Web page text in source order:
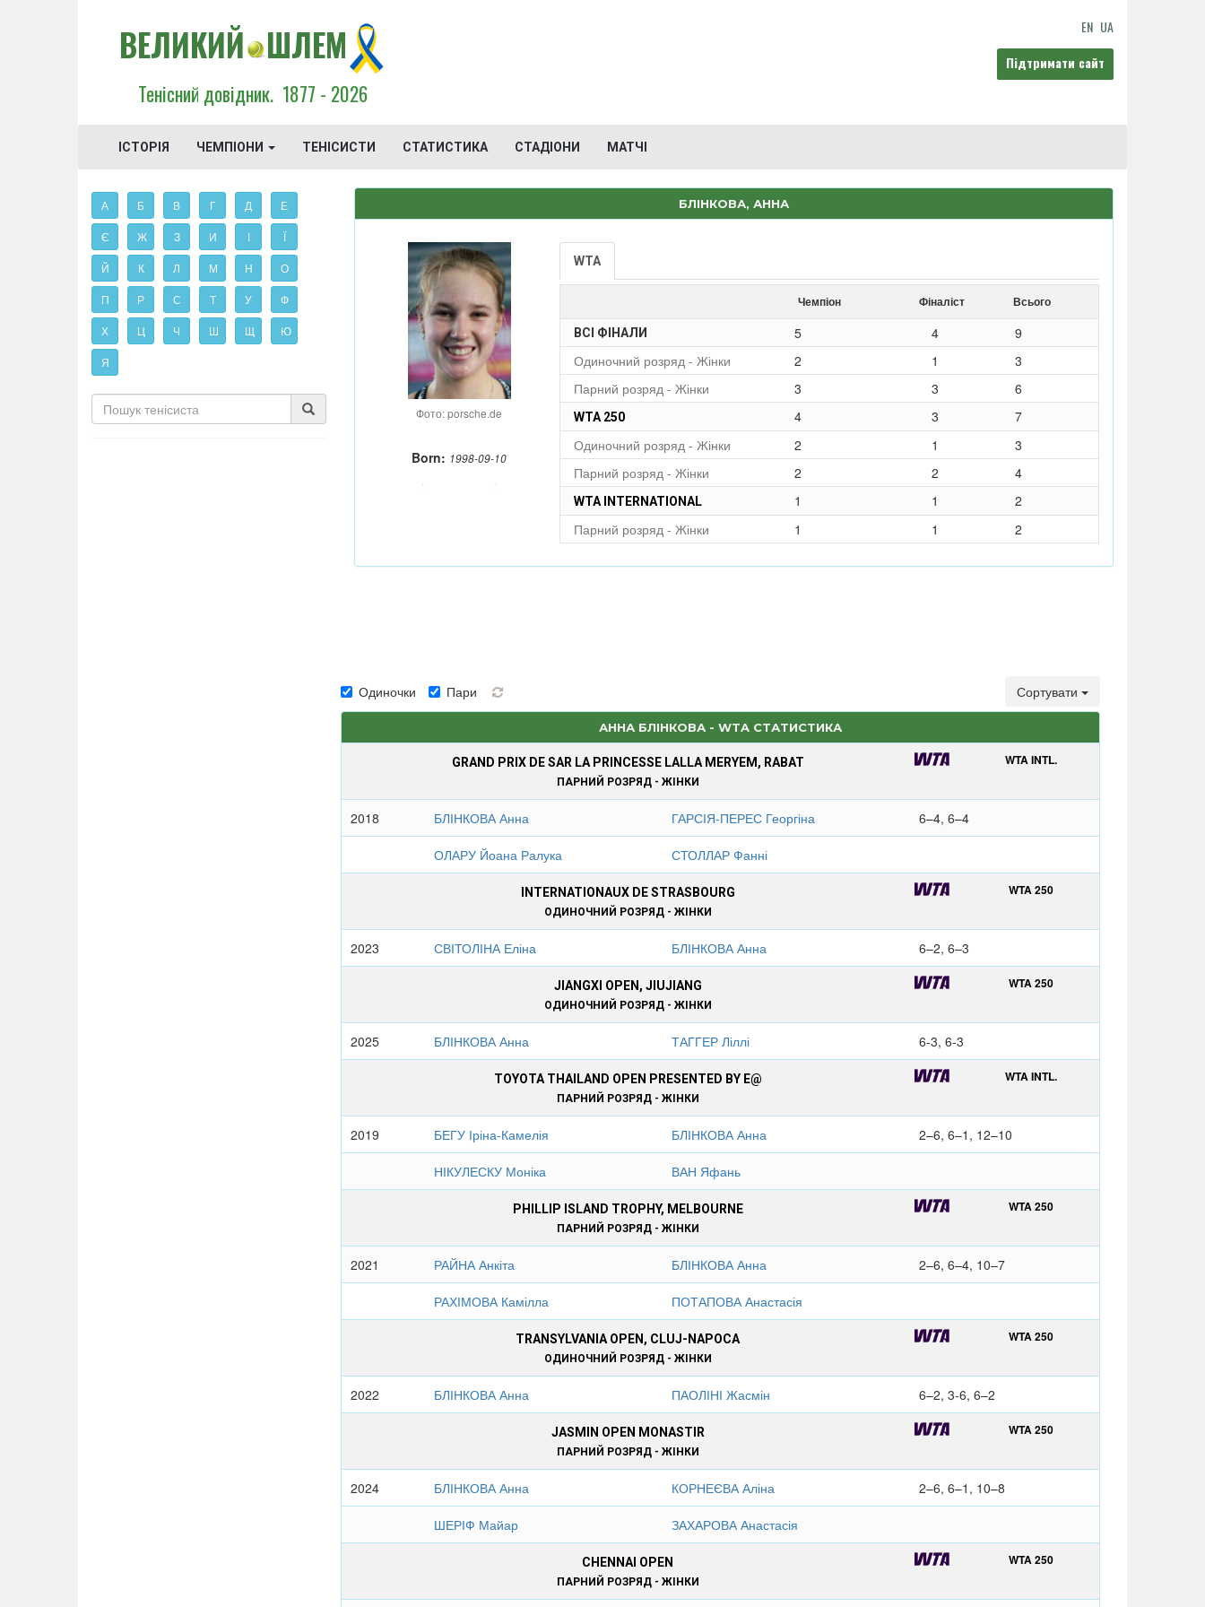
ВЕЛИКИЙ ШЛЕМ
Тенісний довідник. 1877 - 2026
EN UA
Підтримати сайт
ІСТОРІЯ ЧЕМПІОНИ ТЕНІСИСТИ СТАТИСТИКА СТАДІОНИ МАТЧІ
А Б В Г Д Е
Є Ж З И І Ї
Й К Л М Н О
П Р С Т У Ф
Х Ц Ч Ш Щ Ю
Я
БЛІНКОВА, АННА
Фото: porsche.de
Born: 1998-09-10
WTA
Чемпіон Фіналіст Всього
ВСІ ФІНАЛИ 5 4
9
Одиночний розряд - Жінки
2 1
3
Парний розряд - Жінки
3 3 6
WTA 250 4 3
7
Одиночний розряд - Жінки
2 1
3
Парний розряд - Жінки
2 2 4
WTA INTERNATIONAL 1 1
2
Парний розряд - Жінки
1 1 2
Одиночки Пари Сортувати
АННА БЛІНКОВА - WTA СТАТИСТИКА
GRAND PRIX DE SAR LA PRINCESSE LALLA MERYEM, RABAT
ПАРНИЙ РОЗРЯД - ЖІНКИ
WTA INTL.
2018 БЛІНКОВА Анна ГАРСІЯ-ПЕРЕС Георгіна 6–4, 6–4
ОЛАРУ Йоана Ралука СТОЛЛАР Фанні
INTERNATIONAUX DE STRASBOURG
ОДИНОЧНИЙ РОЗРЯД - ЖІНКИ
WTA 250
2023 СВІТОЛІНА Еліна БЛІНКОВА Анна 6–2, 6–3
JIANGXI OPEN, JIUJIANG
ОДИНОЧНИЙ РОЗРЯД - ЖІНКИ
WTA 250
2025 БЛІНКОВА Анна ТАГГЕР Ліллі 6-3, 6-3
TOYOTA THAILAND OPEN PRESENTED BY E@
ПАРНИЙ РОЗРЯД - ЖІНКИ
WTA INTL.
2019 БЕГУ Іріна-Камелія БЛІНКОВА Анна 2–6, 6–1, 12–10
НІКУЛЕСКУ Моніка ВАН Яфань
PHILLIP ISLAND TROPHY, MELBOURNE
ПАРНИЙ РОЗРЯД - ЖІНКИ
WTA 250
2021 РАЙНА Анкіта БЛІНКОВА Анна 2–6, 6–4, 10–7
РАХІМОВА Камілла ПОТАПОВА Анастасія
TRANSYLVANIA OPEN, CLUJ-NAPOCA
ОДИНОЧНИЙ РОЗРЯД - ЖІНКИ
WTA 250
2022 БЛІНКОВА Анна ПАОЛІНІ Жасмін 6–2, 3-6, 6–2
JASMIN OPEN MONASTIR
ПАРНИЙ РОЗРЯД - ЖІНКИ
WTA 250
2024 БЛІНКОВА Анна КОРНЕЄВА Аліна 2–6, 6–1, 10–8
ШЕРІФ Майар ЗАХАРОВА Анастасія
CHENNAI OPEN
ПАРНИЙ РОЗРЯД - ЖІНКИ
WTA 250